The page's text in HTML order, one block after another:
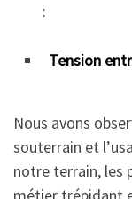
:
Tension
Nous avons
souterrain et
notre terrain, les
métier trépidant